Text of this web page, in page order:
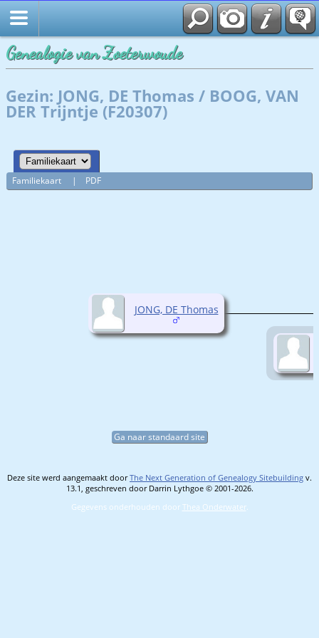
Genealogie van Zoeterwoude
Gezin: JONG, DE Thomas / BOOG, VAN
DER Trijntje (F20307)
Familiekaart | PDF
JONG, DE Thomas
Ga naar standaard site
Deze site werd aangemaakt doorThe Next Generation of Genealogy Sitebuilding v.
13.1, geschreven door Darrin Lythgoe © 2001-2026.
Gegevens onderhouden door Thea Onderwater.